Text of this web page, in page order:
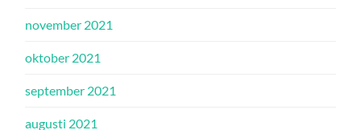
november 2021
oktober 2021
september 2021
augusti 2021